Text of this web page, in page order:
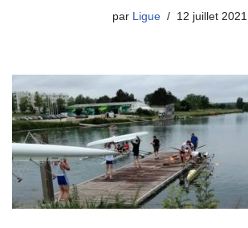
par Ligue 12 juillet 2021